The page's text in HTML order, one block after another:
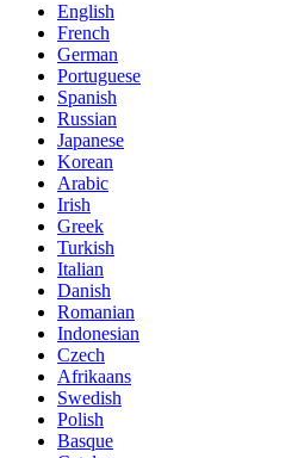
English
French
German
Portuguese
Spanish
Russian
Japanese
Korean
Arabic
Irish
Greek
Turkish
Italian
Danish
Romanian
Indonesian
Czech
Afrikaans
Swedish
Polish
Basque